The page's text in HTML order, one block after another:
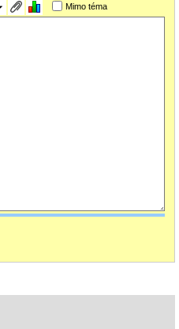
Mimo téma